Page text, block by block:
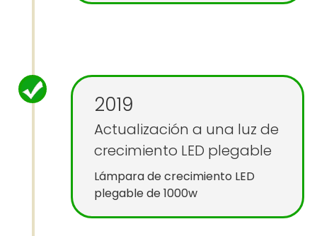
2019
Actualización a una luz de
crecimiento LED plegable
Lámpara de crecimiento LED
plegable de 1000w